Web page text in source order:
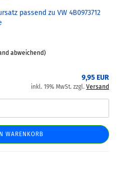
passend zu VW 4B0973712
abweichend)
9,95 EUR
inkl. 19% MwSt. zzgl. Versand
WARENKORB